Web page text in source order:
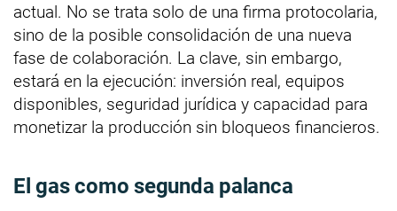
actual. No se trata solo de una firma protocolaria,
sino de la posible consolidación de una nueva
fase de colaboración. La clave, sin embargo,
estará en la ejecución: inversión real, equipos
disponibles, seguridad jurídica y capacidad para
monetizar la producción sin bloqueos financieros.
El gas como segunda palanca